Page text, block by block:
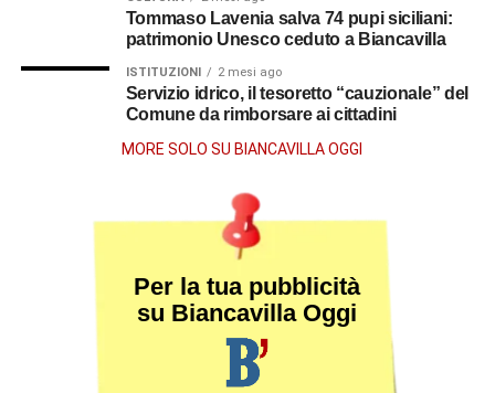
Tommaso Lavenia salva 74 pupi siciliani:
patrimonio Unesco ceduto a Biancavilla
ISTITUZIONI 2 mesi ago
Servizio idrico, il tesoretto “cauzionale” del
Comune da rimborsare ai cittadini
MORE SOLO SU BIANCAVILLA OGGI
Per la tua pubblicità
su Biancavilla Oggi